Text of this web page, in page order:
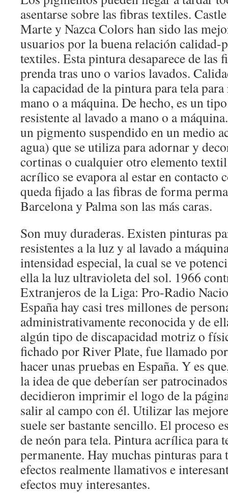
asentarse sobre las fibras textiles.
Marte y Nazca Colors han sido las
usuarios por la buena relación calidad-
textiles. Esta pintura desaparece de las
prenda tras uno o varios lavados.
la capacidad de la pintura para tela
mano o a máquina. De hecho, es un
resistente al lavado a mano o a
un pigmento suspendido en un medio
agua) que se utiliza para adornar y
cortinas o cualquier otro elemento
acrílico se evapora al estar en contacto
queda fijado a las fibras de forma
Barcelona y Palma son las más caras.
Son muy duraderas. Existen pinturas
resistentes a la luz y al lavado a
intensidad especial, la cual se ve
ella la luz ultravioleta del sol. 1966
Extranjeros de la Liga: Pro-Radio
España hay casi tres millones de
administrativamente reconocida y de
algún tipo de discapacidad motriz o
fichado por River Plate, fue llamado
hacer unas pruebas en España. Y es
la idea de que deberían ser
decidieron imprimir el logo de la
salir al campo con él. Utilizar las
suele ser bastante sencillo. El proceso
de neón para tela. Pintura acrílica para
permanente. Hay muchas pinturas para
efectos realmente llamativos e
efectos muy interesantes.